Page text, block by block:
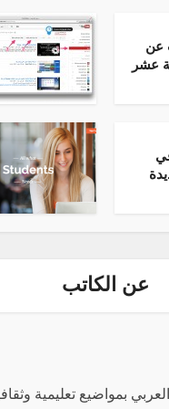
عن
عشر
عن الكاتب
العربي بمواضيع تعليمية